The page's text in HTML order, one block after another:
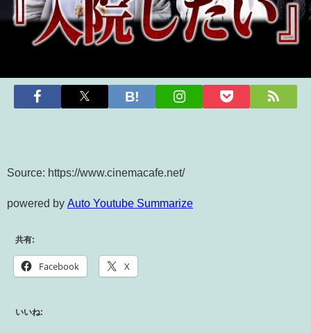
Source: https://www.cinemacafe.net/
powered by Auto Youtube Summarize
共有:
Facebook X
いいね: